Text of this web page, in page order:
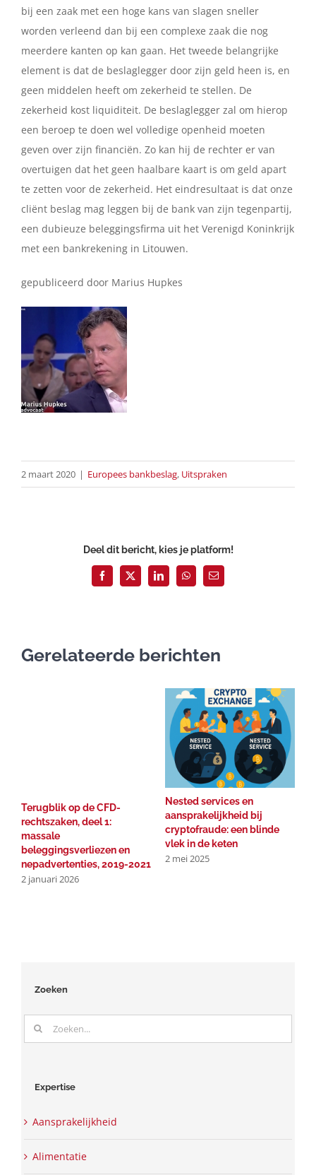
bij een zaak met een hoge kans van slagen sneller
worden verleend dan bij een complexe zaak die nog
meerdere kanten op kan gaan. Het tweede belangrijke
element is dat de beslaglegger door zijn geld heen is, en
geen middelen heeft om zekerheid te stellen. De
zekerheid kost liquiditeit. De beslaglegger zal om hierop
een beroep te doen wel volledige openheid moeten
geven over zijn financiën. Zo kan hij de rechter er van
overtuigen dat het geen haalbare kaart is om geld apart
te zetten voor de zekerheid. Het eindresultaat is dat onze
cliënt beslag mag leggen bij de bank van zijn tegenpartij,
een dubieuze beleggingsfirma uit het Verenigd Koninkrijk
met een bankrekening in Litouwen.
gepubliceerd door Marius Hupkes
2 maart 2020 | Europees bankbeslag, Uitspraken
Deel dit bericht, kies je platform!
Facebook
X LinkedInWhatsApp
E-
mail
Gerelateerde berichten
Terugblik op de CFD-
rechtszaken, deel 1:
massale
beleggingsverliezen en
nepadvertenties, 2019-2021
2 januari 2026
Nested services en
aansprakelijkheid bij
cryptofraude: een blinde
vlek in de keten
2 mei 2025
Zoeken
Zoeken
naar:
Expertise
Aansprakelijkheid
Alimentatie